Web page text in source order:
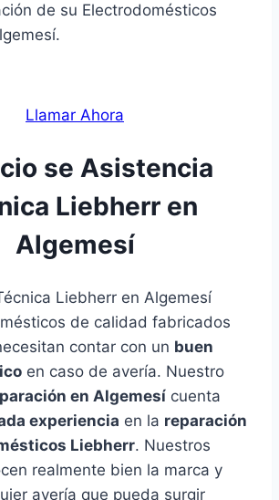
de su Electrodomésticos
Llamar Ahora
se Asistencia
Liebherr en
Algemesí
de calidad fabricados
contar con un buen
en caso de avería. Nuestro
en Algemesí cuenta
experiencia en la reparación
Liebherr. Nuestros
realmente bien la marca y
avería que pueda surgir